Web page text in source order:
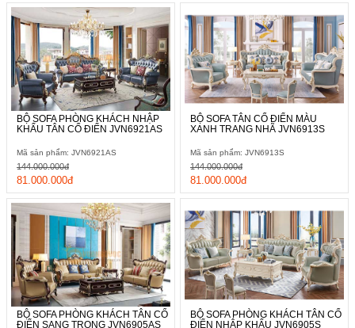
chất liệu gỗ và hoa văn vừa có thể kết hợp với mọi không gian
sử dụng khác nhau.
Cách phân biệt sofa da thật- Sofa giả da của người
trong nghề
BỘ SOFA PHÒNG KHÁCH NHẬP
KHẨU TÂN CỔ ĐIỂN JVN6921AS
Mã sản phẩm: JVN6921AS
81.000.000đ
144.000.000đ
BỘ SOFA TÂN CỔ ĐIỂN MÀU
XANH TRANG NHÃ JVN6913S
Mã sản phẩm: JVN6913S
81.000.000đ
144.000.000đ
BỘ SOFA PHÒNG KHÁCH TÂN CỔ
ĐIỂN SANG TRỌNG JVN6905AS
BỘ SOFA PHÒNG KHÁCH TÂN CỔ
ĐIỂN NHẬP KHẨU JVN6905S